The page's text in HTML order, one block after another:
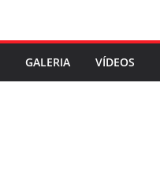
GALERIA VÍDEOS